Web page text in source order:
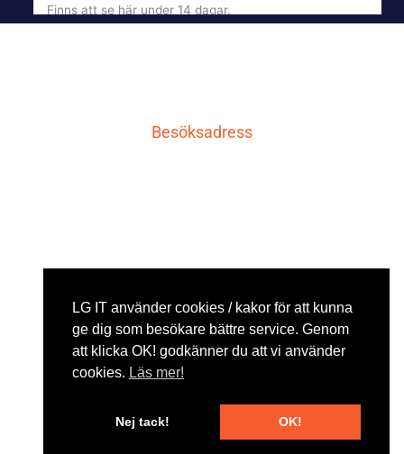
Finns att se här under 14 dagar.
Besöksadress
LG IT AB
Storgatan 19
771 30 Ludvika
LG IT använder cookies / kakor för att kunna
ge dig som besökare bättre service. Genom
att klicka OK! godkänner du att vi använder
cookies. Läs mer!
Nej tack! OK!